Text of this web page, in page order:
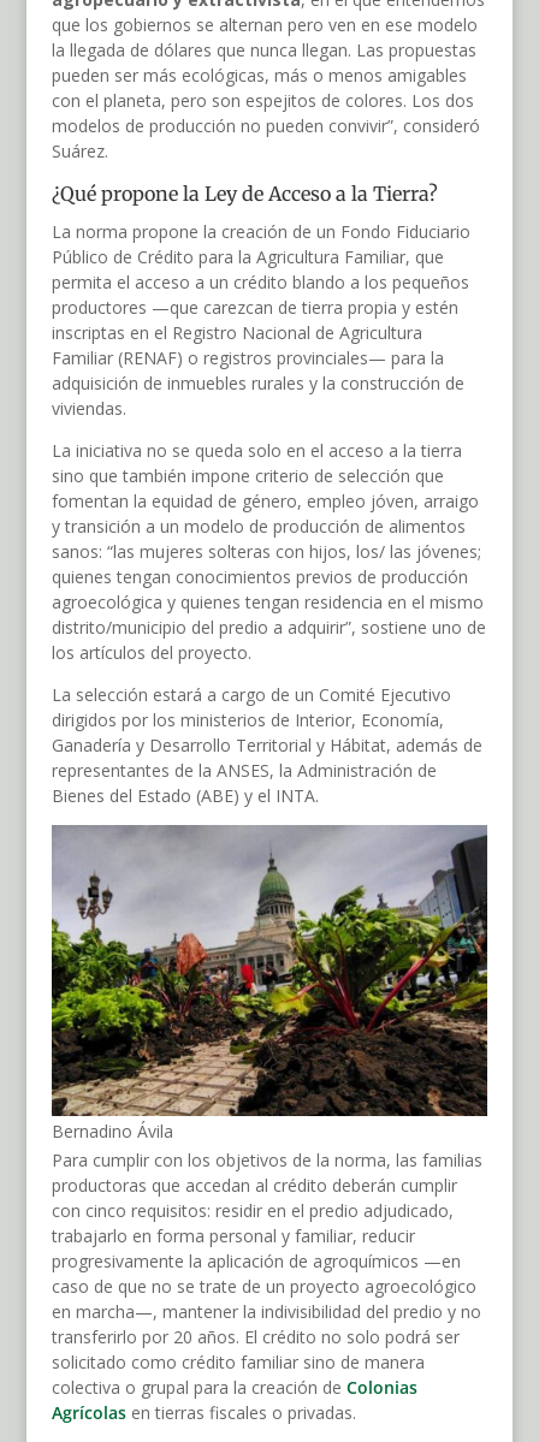
que los gobiernos se alternan pero ven en ese modelo
la llegada de dólares que nunca llegan. Las propuestas
pueden ser más ecológicas, más o menos amigables
con el planeta, pero son espejitos de colores. Los dos
modelos de producción no pueden convivir”, consideró
Suárez.
¿Qué propone la Ley de Acceso a la Tierra?
La norma propone la creación de un Fondo Fiduciario
Público de Crédito para la Agricultura Familiar, que
permita el acceso a un crédito blando a los pequeños
productores —que carezcan de tierra propia y estén
inscriptas en el Registro Nacional de Agricultura
Familiar (RENAF) o registros provinciales— para la
adquisición de inmuebles rurales y la construcción de
viviendas.
La iniciativa no se queda solo en el acceso a la tierra
sino que también impone criterio de selección que
fomentan la equidad de género, empleo jóven, arraigo
y transición a un modelo de producción de alimentos
sanos: “las mujeres solteras con hijos, los/ las jóvenes;
quienes tengan conocimientos previos de producción
agroecológica y quienes tengan residencia en el mismo
distrito/municipio del predio a adquirir”, sostiene uno de
los artículos del proyecto.
La selección estará a cargo de un Comité Ejecutivo
dirigidos por los ministerios de Interior, Economía,
Ganadería y Desarrollo Territorial y Hábitat, además de
representantes de la ANSES, la Administración de
Bienes del Estado (ABE) y el INTA.
Bernadino Ávila
Para cumplir con los objetivos de la norma, las familias
productoras que accedan al crédito deberán cumplir
con cinco requisitos: residir en el predio adjudicado,
trabajarlo en forma personal y familiar, reducir
progresivamente la aplicación de agroquímicos —en
caso de que no se trate de un proyecto agroecológico
en marcha—, mantener la indivisibilidad del predio y no
transferirlo por 20 años. El crédito no solo podrá ser
solicitado como crédito familiar sino de manera
colectiva o grupal para la creación de Colonias
Agrícolasen tierras fiscales o privadas.